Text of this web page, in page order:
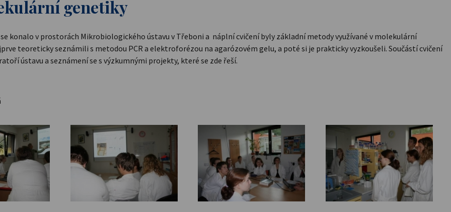
genetiky
konalo v prostorách Mikrobiologického ústavu v Třeboni a náplní cvičení byly základní metody využívané v molekulární
teoreticky seznámili s metodou PCR a elektroforézou na agarózovém gelu, a poté si je prakticky vyzkoušeli. Součástí cvičení
ústavu a seznámení se s výzkumnými projekty, které se zde řeší.